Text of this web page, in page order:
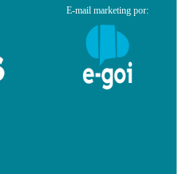
E-mail marketing por: